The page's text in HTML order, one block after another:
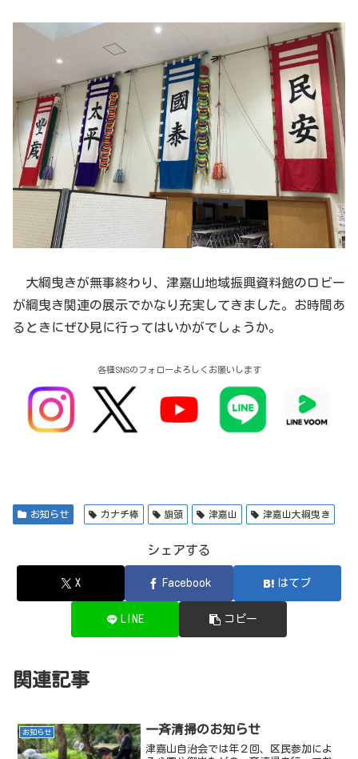
大綱曳きが無事終わり、津嘉山地域振興資料館のロビー
が綱曳き関連の展示でかなり充実してきました。お時間あ
るときにぜひ見に行ってはいかがでしょうか。
各種SNSのフォローよろしくお願いします
お知らせ カナチ棒 旗頭 津嘉山 津嘉山大綱曳き
シェアする
X Facebook はてブ
LINE コピー
関連記事
お知らせ 一斉清掃のお知らせ
津嘉山自治会では年２回、区民参加によ